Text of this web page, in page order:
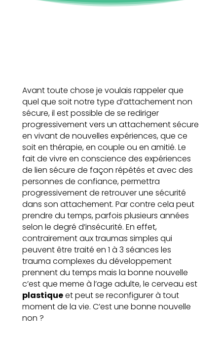
Avant toute chose je voulais rappeler que
quel que soit notre type d’attachement non
sécure, il est possible de se rediriger
progressivement vers un attachement sécure
en vivant de nouvelles expériences, que ce
soit en thérapie, en couple ou en amitié. Le
fait de vivre en conscience des expériences
de lien sécure de façon répétés et avec des
personnes de confiance, permettra
progressivement de retrouver une sécurité
dans son attachement. Par contre cela peut
prendre du temps, parfois plusieurs années
selon le degré d’insécurité. En effet,
contrairement aux traumas simples qui
peuvent être traité en 1 à 3 séances les
trauma complexes du développement
prennent du temps mais la bonne nouvelle
c’est que meme à l’age adulte, le cerveau est
plastiqueet peut se reconfigurer à tout
moment de la vie. C’est une bonne nouvelle
non ?